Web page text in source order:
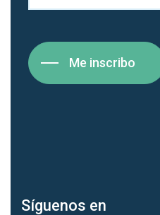
Me inscribo
Síguenos en